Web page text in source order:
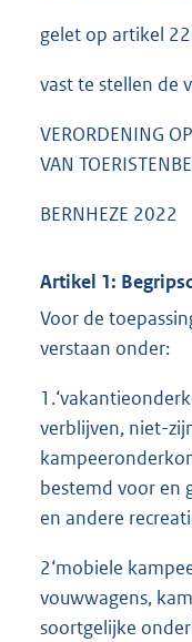
gelet op artikel
vast te stellen de
VERORDENING
VAN
BERNHEZE 2022
Artikel 1:
Voor de
verstaan onder:
verblijven, niet-
bestemd voor en
en andere
2‘mobiele
vouwwagens,
soortgelijke